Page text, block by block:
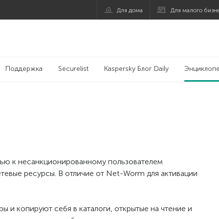
Для дома Для малого
Поддержка Securelist Kaspersky Блог Daily
к несанкционированному пользователем
ресурсы. В отличие от Net-Worm для активации
и копируют себя в каталоги, открытые на чтение и